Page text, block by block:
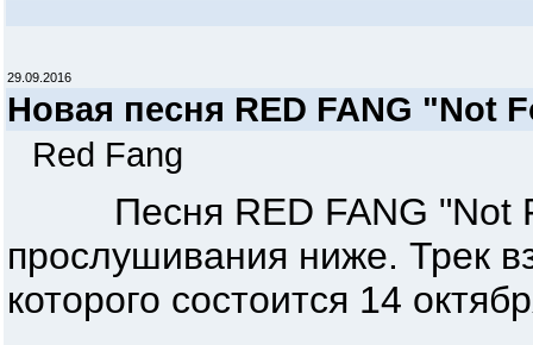
29.09.2016
Новая песня RED FANG "Not
Red Fang
Песня RED FANG "Not
прослушивания ниже. Трек
которого состоится 14